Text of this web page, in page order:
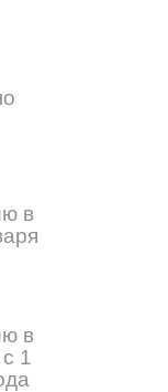
в
в
1